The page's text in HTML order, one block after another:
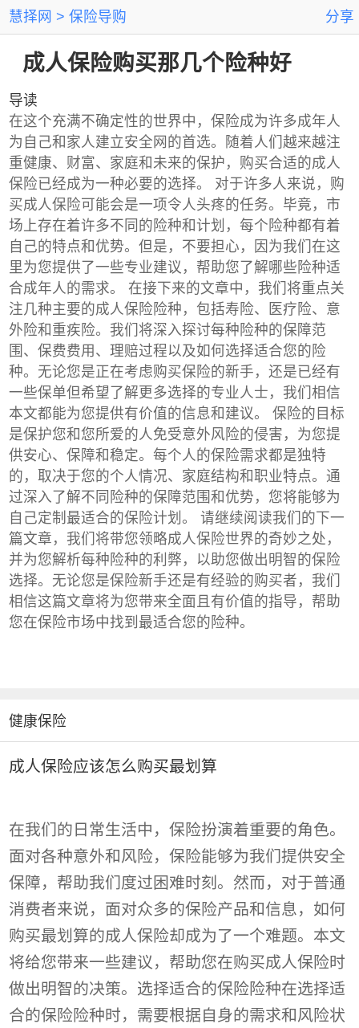
慧择网 保险导购 分享
成人保险购买那几个险种好
导读
在这个充满不确定性的世界中，保险成为许多成年人
为自己和家人建立安全网的首选。随着人们越来越注
重健康、财富、家庭和未来的保护，购买合适的成人
保险已经成为一种必要的选择。 对于许多人来说，购
买成人保险可能会是一项令人头疼的任务。毕竟，市
场上存在着许多不同的险种和计划，每个险种都有着
自己的特点和优势。但是，不要担心，因为我们在这
里为您提供了一些专业建议，帮助您了解哪些险种适
合成年人的需求。 在接下来的文章中，我们将重点关
注几种主要的成人保险险种，包括寿险、医疗险、意
外险和重疾险。我们将深入探讨每种险种的保障范
围、保费费用、理赔过程以及如何选择适合您的险
种。无论您是正在考虑购买保险的新手，还是已经有
一些保单但希望了解更多选择的专业人士，我们相信
本文都能为您提供有价值的信息和建议。 保险的目标
是保护您和您所爱的人免受意外风险的侵害，为您提
供安心、保障和稳定。每个人的保险需求都是独特
的，取决于您的个人情况、家庭结构和职业特点。通
过深入了解不同险种的保障范围和优势，您将能够为
自己定制最适合的保险计划。 请继续阅读我们的下一
篇文章，我们将带您领略成人保险世界的奇妙之处，
并为您解析每种险种的利弊，以助您做出明智的保险
选择。无论您是保险新手还是有经验的购买者，我们
相信这篇文章将为您带来全面且有价值的指导，帮助
您在保险市场中找到最适合您的险种。
健康保险
成人保险应该怎么购买最划算
在我们的日常生活中，保险扮演着重要的角色。
面对各种意外和风险，保险能够为我们提供安全
保障，帮助我们度过困难时刻。然而，对于普通
消费者来说，面对众多的保险产品和信息，如何
购买最划算的成人保险却成为了一个难题。本文
将给您带来一些建议，帮助您在购买成人保险时
做出明智的决策。选择适合的保险险种在选择适
合的保险险种时，需要根据自身的需求和风险状